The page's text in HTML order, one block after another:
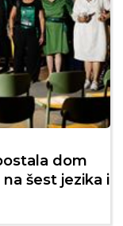
dom
šest jezika i